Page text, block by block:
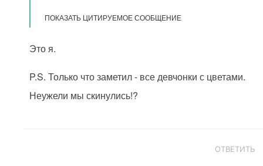
ПОКАЗАТЬ ЦИТИРУЕМОЕ СООБЩЕНИЕ
Это я.
P.S. Только что заметил - все девчонки с цветами.
Неужели мы скинулись!?
ОТВЕТИТЬ